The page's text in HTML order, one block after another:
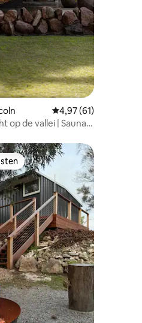
Gemiddelde
4,97 (61)
op de vallei | Sauna,